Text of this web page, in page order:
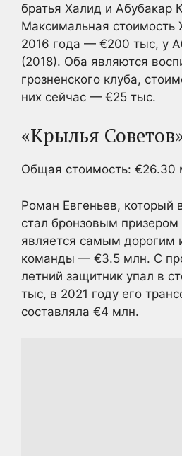
братья Халид и Абубакар
Максимальная стоимость
2016 года — €200 тыс, у
(2018). Оба являются
грозненского клуба,
них сейчас — €25 тыс.
«Крылья
Общая стоимость: €26.30
Роман Евгеньев, который
стал бронзовым
является самым дорогим
команды — €3.5 млн. С
летний защитник упал в
тыс, в 2021 году его
составляла €4 млн.